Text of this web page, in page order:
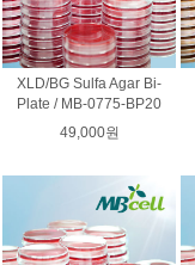
XLD/BG Sulfa Agar Bi-
Plate / MB-0775-BP20
49,000원